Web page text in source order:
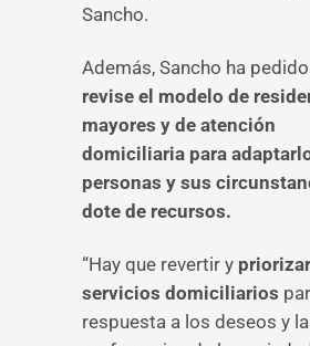
Sancho.
Además, Sancho ha pedido
revise el modelo de
mayores y de atención
domiciliaria para
personas y sus
dote de recursos.
“Hay que revertir y
servicios domiciliarios
respuesta a los deseos y